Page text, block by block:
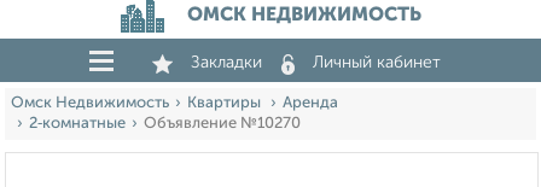
ОМСК НЕДВИЖИМОСТЬ
Закладки Личный кабинет
Омск Недвижимость Квартиры
Аренда
2‑комнатные
Объявление №10270